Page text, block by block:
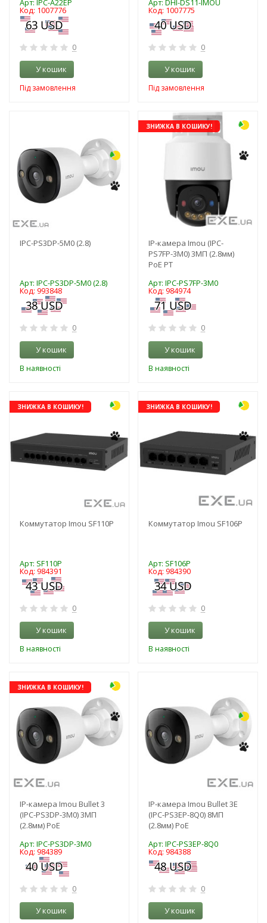
Арт: IPC-A22EP
Код: 1007776
0
У кошик
Під замовлення
Арт: DHI-DS11-IMOU
Код: 1007775
0
У кошик
Під замовлення
IPC-PS3DP-5M0 (2.8)
Арт: IPC-PS3DP-5M0 (2.8)
Код: 993848
0
У кошик
В наявності
ЗНИЖКА В КОШИКУ!
IP-камера Imou (IPC-
PS7FP-3M0) 3МП (2.8мм)
PoE PT
Арт: IPC-PS7FP-3M0
Код: 984974
0
У кошик
В наявності
ЗНИЖКА В КОШИКУ!
Коммутатор Imou SF110P
Арт: SF110P
Код: 984391
0
У кошик
В наявності
ЗНИЖКА В КОШИКУ!
Коммутатор Imou SF106P
Арт: SF106P
Код: 984390
0
У кошик
В наявності
ЗНИЖКА В КОШИКУ!
IP-камера Imou Bullet 3
(IPC-PS3DP-3M0) 3МП
(2.8мм) PoE
Арт: IPC-PS3DP-3M0
Код: 984389
0
У кошик
IP-камера Imou Bullet 3E
(IPC-PS3EP-8Q0) 8МП
(2.8мм) PoE
Арт: IPC-PS3EP-8Q0
Код: 984388
0
У кошик